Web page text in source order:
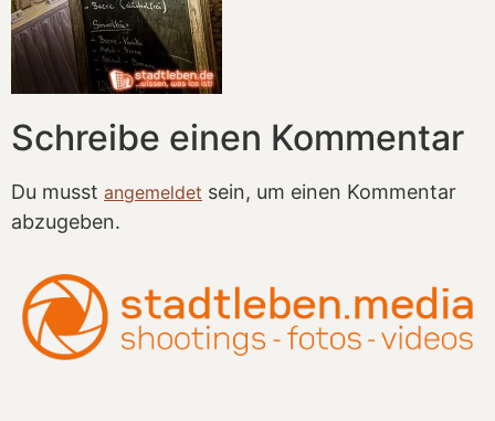
Schreibe einen Kommentar
Du musst angemeldet sein, um einen Kommentar
abzugeben.